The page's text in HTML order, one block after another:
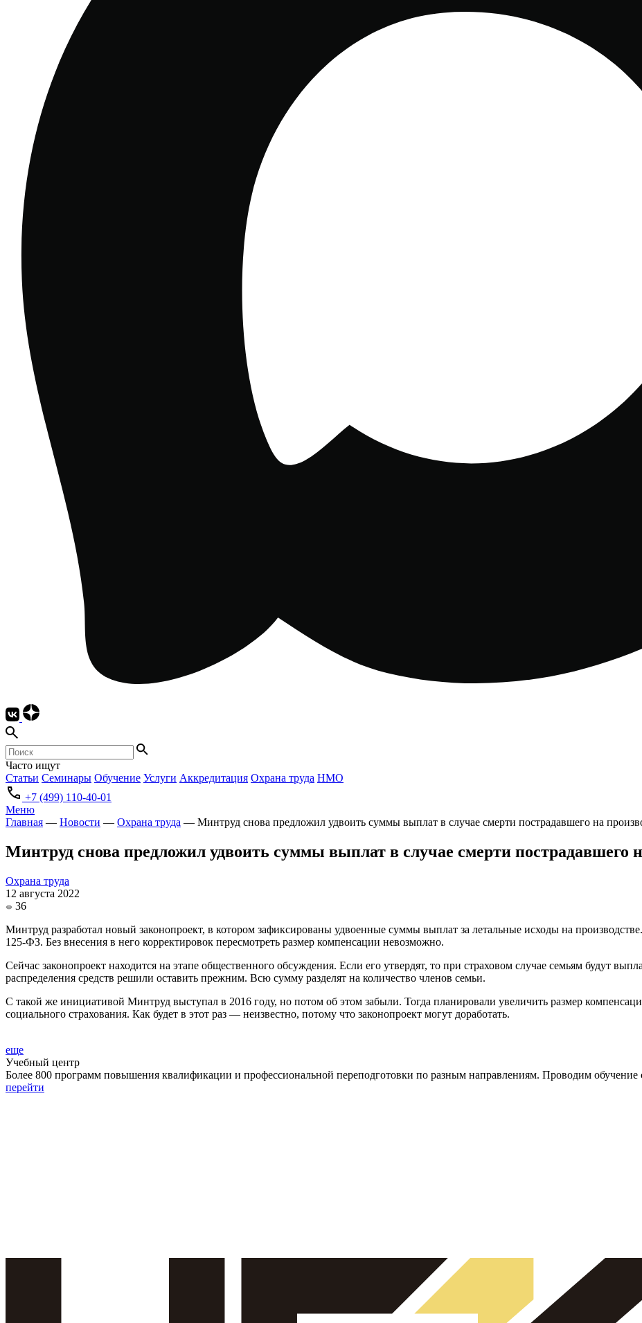
Часто ищут
Статьи Семинары Обучение Услуги Аккредитация Охрана труда НМО
+7 (499) 110-40-01
Меню
Главная — Новости — Охрана труда — Минтруд снова предложил удвоить суммы выплат в случае смерти пострадавшего на
Минтруд снова предложил удвоить суммы выплат в случае смерти пострадавшего
Охрана труда
12 августа 2022
36
Минтруд разработал новый законопроект, в котором зафиксированы удвоенные суммы выплат за летальные исходы на
125-ФЗ. Без внесения в него корректировок пересмотреть размер компенсации невозможно.
Сейчас законопроект находится на этапе общественного обсуждения. Если его утвердят, то при страховом случае семьям будут
распределения средств решили оставить прежним. Всю сумму разделят на количество членов семьи.
С такой же инициативой Минтруд выступал в 2016 году, но потом об этом забыли. Тогда планировали увеличить размер
социального страхования. Как будет в этот раз — неизвестно, потому что законопроект могут доработать.
еще
Учебный центр
Более 800 программ повышения квалификации и профессиональной переподготовки по разным направлениям. Проводим
перейти